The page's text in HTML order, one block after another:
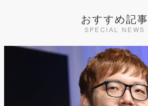
おすすめ記事
SPECIAL NEWS